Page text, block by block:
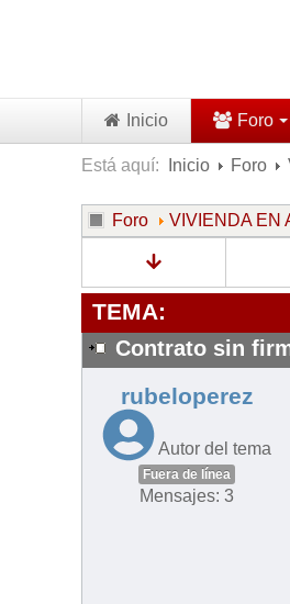
Inicio Foro
Está aquí: Inicio Foro
Foro VIVIENDA EN
TEMA:
Contrato sin
rubeloperez
Autor del tema
Fuera de línea
Mensajes: 3